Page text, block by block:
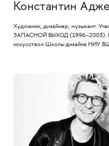
Константин
Художник, дизайнер, музыкант.
ЗАПАСНОЙ ВЫХОД (1996–2003).
искусство» Школы дизайна НИУ